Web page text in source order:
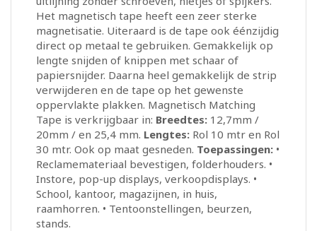
Het magnetisch tape heeft een zeer sterke
magnetisatie. Uiteraard is de tape ook éénzijdig
direct op metaal te gebruiken. Gemakkelijk op
lengte snijden of knippen met schaar of
papiersnijder. Daarna heel gemakkelijk de strip
verwijderen en de tape op het gewenste
oppervlakte plakken. Magnetisch Matching
Tape is verkrijgbaar in: Breedtes: 12,7mm /
20mm / en 25,4 mm. Lengtes: Rol 10 mtr en Rol
30 mtr. Ook op maat gesneden. Toepassingen: •
Reclamemateriaal bevestigen, folderhouders. •
Instore, pop-up displays, verkoopdisplays. •
School, kantoor, magazijnen, in huis,
raamhorren. • Tentoonstellingen, beurzen,
stands.